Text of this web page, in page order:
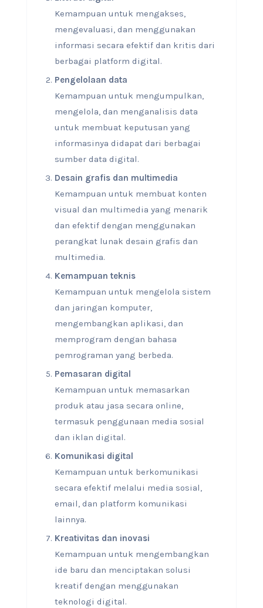
Kemampuan untuk mengakses,
mengevaluasi, dan menggunakan
informasi secara efektif dan kritis dari
berbagai platform digital.
Pengelolaan data
Kemampuan untuk mengumpulkan,
mengelola, dan menganalisis data
untuk membuat keputusan yang
informasinya didapat dari berbagai
sumber data digital.
Desain grafis dan multimedia
Kemampuan untuk membuat konten
visual dan multimedia yang menarik
dan efektif dengan menggunakan
perangkat lunak desain grafis dan
multimedia.
Kemampuan teknis
Kemampuan untuk mengelola sistem
dan jaringan komputer,
mengembangkan aplikasi, dan
memprogram dengan bahasa
pemrograman yang berbeda.
Pemasaran digital
Kemampuan untuk memasarkan
produk atau jasa secara online,
termasuk penggunaan media sosial
dan iklan digital.
Komunikasi digital
Kemampuan untuk berkomunikasi
secara efektif melalui media sosial,
email, dan platform komunikasi
lainnya.
Kreativitas dan inovasi
Kemampuan untuk mengembangkan
ide baru dan menciptakan solusi
kreatif dengan menggunakan
teknologi digital.